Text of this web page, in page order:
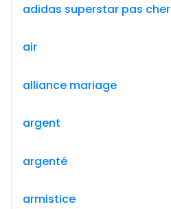
adidas superstar pas cher
air
alliance mariage
argent
argenté
armistice